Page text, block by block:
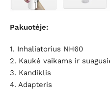
Pakuotėje:
1. Inhaliatorius NH60
2. Kaukė vaikams ir
3. Kandiklis
4. Adapteris